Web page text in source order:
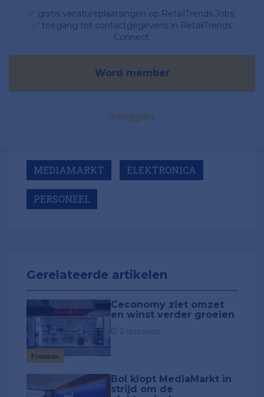
✅ gratis vacatureplaatsingen op RetailTrends Jobs;
✅ toegang tot contactgegevens in RetailTrends
Connect.
Word member
Inloggen
MEDIAMARKT ELEKTRONICA
PERSONEEL
Gerelateerde artikelen
Premium
Ceconomy ziet omzet
en winst verder groeien
Bol klopt MediaMarkt in
strijd om de